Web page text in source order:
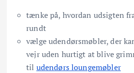
tænke på, hvordan udsigten
rundt
vælge udendørsmøbler, der
vejr uden hurtigt at blive
til udendørs loungemøbler